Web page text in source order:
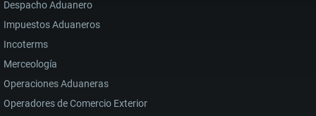
Despacho Aduanero
Impuestos Aduaneros
Incoterms
Merceología
Operaciones Aduaneras
Operadores de Comercio Exterior